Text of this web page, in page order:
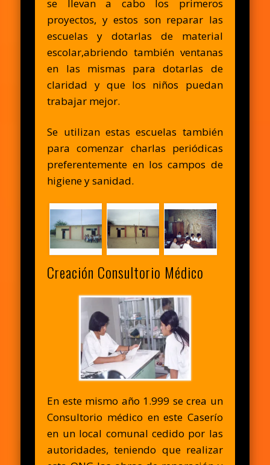
se llevan a cabo los primeros
proyectos, y estos son reparar las
escuelas y dotarlas de material
escolar,abriendo también ventanas
en las mismas para dotarlas de
claridad y que los niños puedan
trabajar mejor.
Se utilizan estas escuelas también
para comenzar charlas periódicas
preferentemente en los campos de
higiene y sanidad.
Creación Consultorio Médico
En este mismo año 1.999 se crea un
Consultorio médico en este Caserío
en un local comunal cedido por las
autoridades, teniendo que realizar